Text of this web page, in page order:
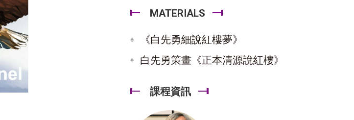
MATERIALS
《白先勇細說紅樓夢》
白先勇策畫《正本清源說紅樓》
課程資訊